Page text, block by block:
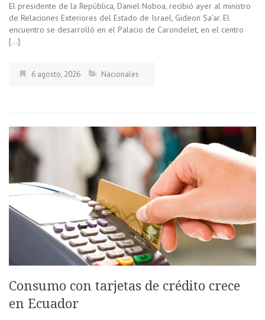
El presidente de la República, Daniel Noboa, recibió ayer al ministro
de Relaciones Exteriores del Estado de Israel, Gideon Sa’ar. El
encuentro se desarrolló en el Palacio de Carondelet, en el centro
[…]
6 agosto, 2026 Nacionales
Consumo con tarjetas de crédito crece
en Ecuador